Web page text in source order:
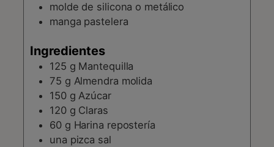
molde de silicona o metálico
manga pastelera
Ingredientes
125 g Mantequilla
75 g Almendra molida
150 g Azúcar
120 g Claras
60 g Harina repostería
una pizca sal